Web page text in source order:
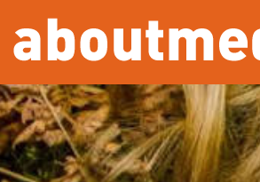
Overslaan en naar de inhoud gaan